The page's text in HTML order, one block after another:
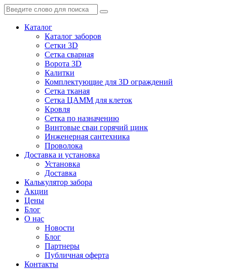
Каталог
Каталог заборов
Сетки 3D
Сетка сварная
Ворота 3D
Калитки
Комплектующие для 3D ограждений
Сетка тканая
Сетка ЦАММ для клеток
Кровля
Сетка по назначению
Винтовые сваи горячий цинк
Инженерная сантехника
Проволока
Доставка и установка
Установка
Доставка
Калькулятор забора
Акции
Цены
Блог
О нас
Новости
Блог
Партнеры
Публичная оферта
Контакты